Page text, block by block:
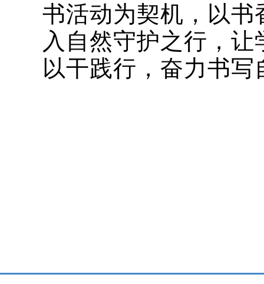
书活动为契机，以
入自然守护之行，
以干践行，奋力书